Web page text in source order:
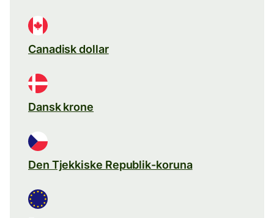
Canadisk dollar
Dansk krone
Den Tjekkiske Republik-koruna